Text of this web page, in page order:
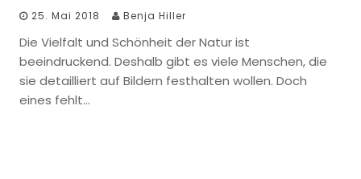
25. Mai 2018 Benja Hiller
Die Vielfalt und Schönheit der Natur ist
beeindruckend. Deshalb gibt es viele Menschen, die
sie detailliert auf Bildern festhalten wollen. Doch
eines fehlt…